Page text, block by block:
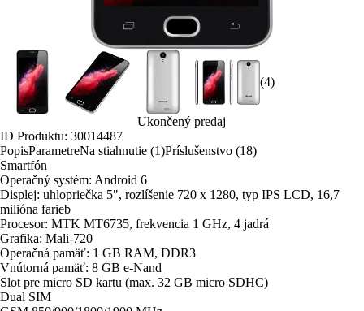
(4)
Ukončený predaj
ID Produktu: 30014487
PopisParametreNa stiahnutie (1)Príslušenstvo (18)
Smartfón
Operačný systém: Android 6
Displej: uhlopriečka 5", rozlíšenie 720 x 1280, typ IPS LCD, 16,7
milióna farieb
Procesor: MTK MT6735, frekvencia 1 GHz, 4 jadrá
Grafika: Mali-720
Operačná pamäť: 1 GB RAM, DDR3
Vnútorná pamäť: 8 GB e-Nand
Slot pre micro SD kartu (max. 32 GB micro SDHC)
Dual SIM